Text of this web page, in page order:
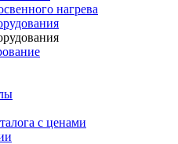
нагрева
с ценами